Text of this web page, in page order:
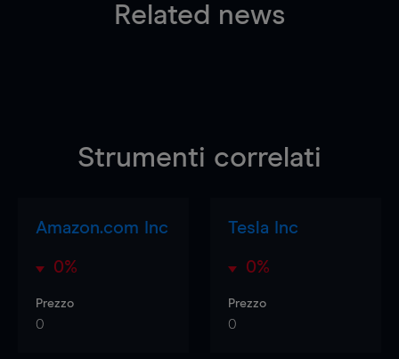
Related news
Strumenti correlati
Amazon.com Inc
0%
Prezzo
0
Tesla Inc
0%
Prezzo
0